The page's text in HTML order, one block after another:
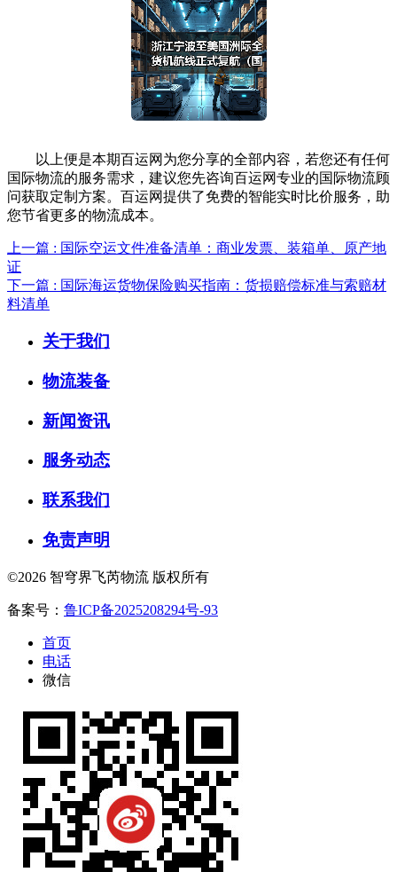
以上便是本期百运网为您分享的全部内容，若您还有任何
国际物流的服务需求，建议您先咨询百运网专业的国际物流顾
问获取定制方案。百运网提供了免费的智能实时比价服务，助
您节省更多的物流成本。
上一篇 : 国际空运文件准备清单：商业发票、装箱单、原产地
证
下一篇 : 国际海运货物保险购买指南：货损赔偿标准与索赔材
料清单
关于我们
物流装备
新闻资讯
服务动态
联系我们
免责声明
©2026 智穹界飞芮物流 版权所有
备案号： 鲁ICP备2025208294号-93
首页
电话
微信